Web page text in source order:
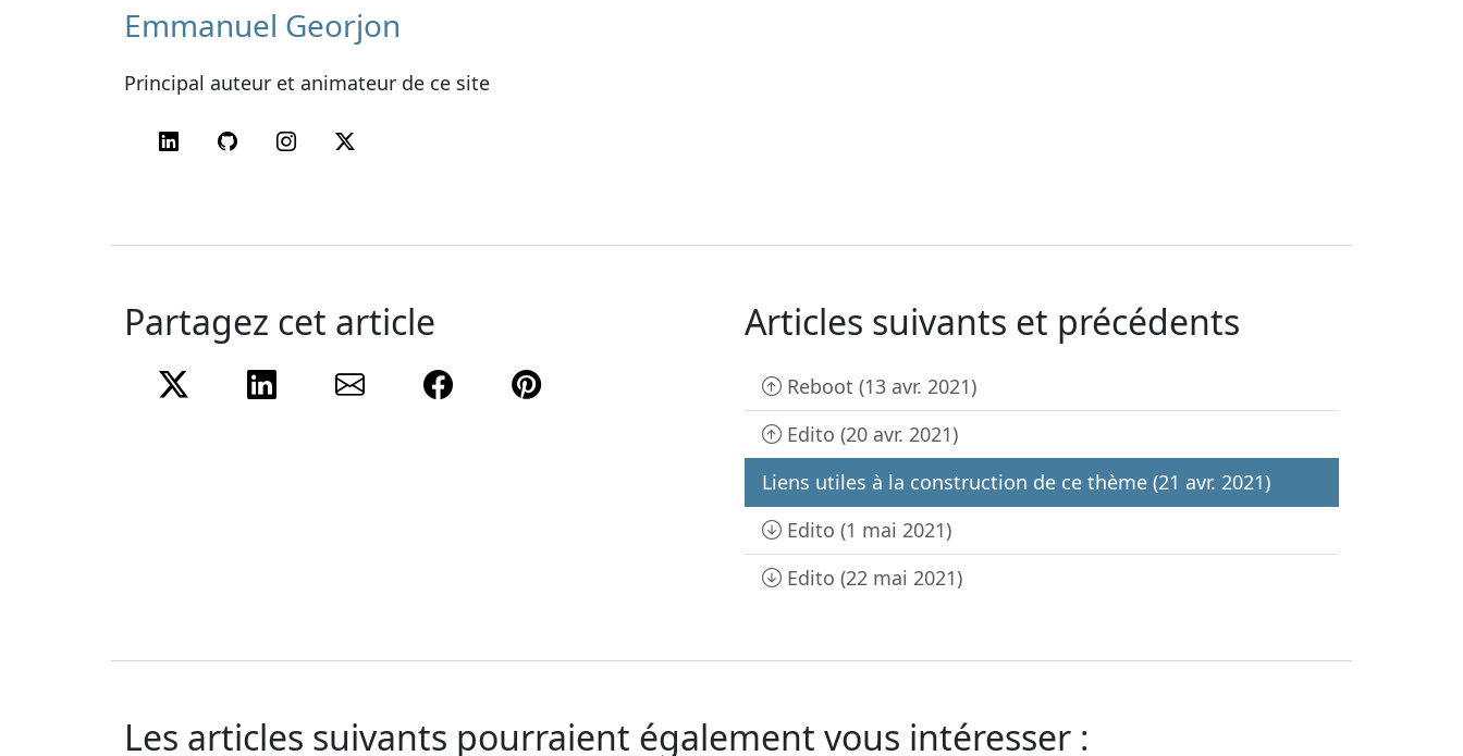
Emmanuel Georjon
Principal auteur et animateur de ce site
LinkedInGitHubInstagram
Partagez cet article
TwitterLinkedIne-mailFacebookPinterest
Articles suivants et précédents
Reboot (13 avr. 2021)
Edito (20 avr. 2021)
Liens utiles à la construction de ce thème (21 avr. 2021)
Edito (1 mai 2021)
Edito (22 mai 2021)
Les articles suivants pourraient également vous intéresser :